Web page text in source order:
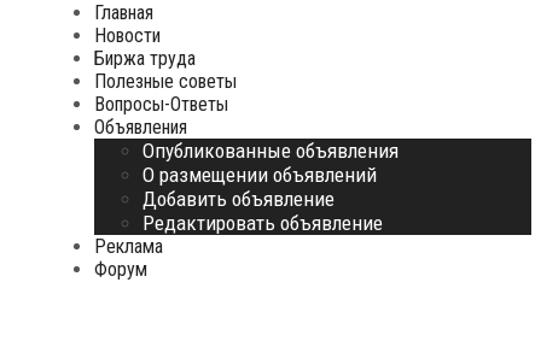
Главная
Новости
Биржа труда
Полезные советы
Вопросы-Ответы
Объявления
Опубликованные объявления
О размещении объявлений
Добавить объявление
Редактировать объявление
Реклама
Форум